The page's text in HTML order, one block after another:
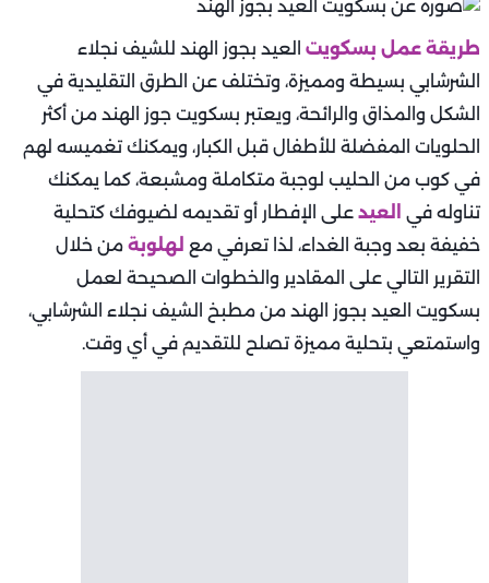
طريقة عمل بسكويت العيد بجوز الهند للشيف نجلاء
الشرشابي بسيطة ومميزة، وتختلف عن الطرق التقليدية في
الشكل والمذاق والرائحة، ويعتبر بسكويت جوز الهند من أكثر
الحلويات المفضلة للأطفال قبل الكبار، ويمكنك تغميسه لهم
في كوب من الحليب لوجبة متكاملة ومشبعة، كما يمكنك
تناوله في
العيد على الإفطار أو تقديمه لضيوفك كتحلية
خفيفة بعد وجبة الغداء، لذا تعرفي مع لهلوبة من خلال
التقرير التالي على المقادير والخطوات الصحيحة لعمل
بسكويت العيد بجوز الهند من مطبخ الشيف نجلاء الشرشابي،
واستمتعي بتحلية مميزة تصلح للتقديم في أي وقت.